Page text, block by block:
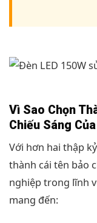
Vì Sao Chọn
Chiếu Sáng
Với hơn hai thập
thành cái tên bảo
nghiệp trong lĩnh
mang đến: